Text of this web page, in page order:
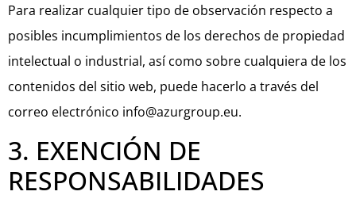
Para realizar cualquier tipo de observación respecto a
posibles incumplimientos de los derechos de propiedad
intelectual o industrial, así como sobre cualquiera de los
contenidos del sitio web, puede hacerlo a través del
correo electrónico info@azurgroup.eu.
3. EXENCIÓN DE
RESPONSABILIDADES